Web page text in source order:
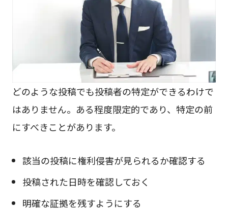
どのような投稿でも投稿者の特定ができるわけで
はありません。ある程度限定的であり、特定の前
にすべきことがあります。
該当の投稿に権利侵害が見られるか確認する
投稿された日時を確認しておく
明確な証拠を残すようにする